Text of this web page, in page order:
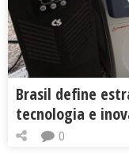
Brasil define
tecnologia e
0